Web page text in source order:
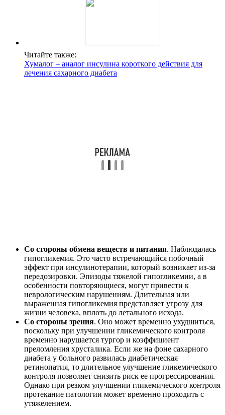
Читайте также:
Хумалог – аналог инсулина короткого действия для
лечения сахарного диабета
Со стороны обмена веществ и питания. Наблюдалась
гипогликемия. Это часто встречающийся побочный
эффект при инсулинотерапии, который возникает из-за
передозировки. Эпизоды тяжелой гипогликемии, а в
особенности повторяющиеся, могут привести к
неврологическим нарушениям. Длительная или
выраженная гипогликемия представляет угрозу для
жизни человека, вплоть до летального исхода.
Со стороны зрения. Оно может временно ухудшиться,
поскольку при улучшении гликемического контроля
временно нарушается тургор и коэффициент
преломления хрусталика. Если же на фоне сахарного
диабета у больного развилась диабетическая
ретинопатия, то длительное улучшение гликемического
контроля позволяет снизить риск ее прогрессирования.
Однако при резком улучшении гликемического контроля
протекание патологии может временно проходить с
утяжелением.